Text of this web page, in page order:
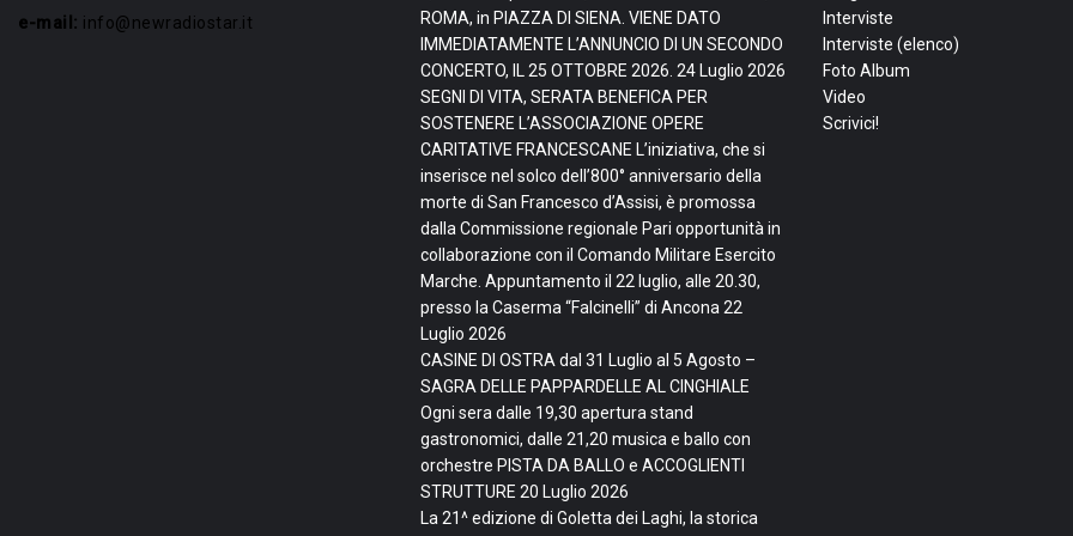
e-mail: info@newradiostar.it
ROMA, in PIAZZA DI SIENA. VIENE DATO
IMMEDIATAMENTE L’ANNUNCIO DI UN SECONDO
CONCERTO, IL 25 OTTOBRE 2026. 24 Luglio 2026
SEGNI DI VITA, SERATA BENEFICA PER
SOSTENERE L’ASSOCIAZIONE OPERE
CARITATIVE FRANCESCANE L’iniziativa, che si
inserisce nel solco dell’800° anniversario della
morte di San Francesco d’Assisi, è promossa
dalla Commissione regionale Pari opportunità in
collaborazione con il Comando Militare Esercito
Marche. Appuntamento il 22 luglio, alle 20.30,
presso la Caserma “Falcinelli” di Ancona22
Luglio 2026
CASINE DI OSTRA dal 31 Luglio al 5 Agosto –
SAGRA DELLE PAPPARDELLE AL CINGHIALE
Ogni sera dalle 19,30 apertura stand
gastronomici, dalle 21,20 musica e ballo con
orchestre PISTA DA BALLO e ACCOGLIENTI
STRUTTURE 20 Luglio 2026
La 21^ edizione di Goletta dei Laghi, la storica
Interviste
Interviste (elenco)
Foto Album
Video
Scrivici!